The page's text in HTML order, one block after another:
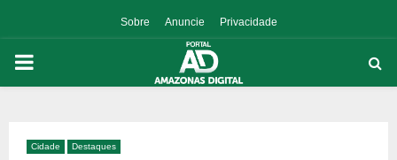
Sobre Anuncie Privacidade
PRIMARY
Cidade Destaques